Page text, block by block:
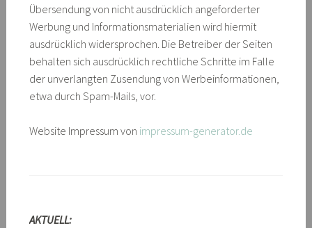
Übersendung von nicht ausdrücklich angeforderter
Werbung und Informationsmaterialien wird hiermit
ausdrücklich widersprochen. Die Betreiber der Seiten
behalten sich ausdrücklich rechtliche Schritte im Falle
der unverlangten Zusendung von Werbeinformationen,
etwa durch Spam-Mails, vor.
Website Impressum von impressum-generator.de
AKTUELL: